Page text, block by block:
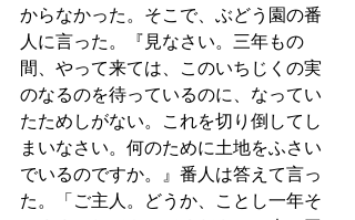
からなかった。そこで、ぶどう園の番
人に言った。『見なさい。三年もの
間、やって来ては、このいちじくの実
のなるのを待っているのに、なってい
たためしがない。これを切り倒してし
まいなさい。何のために土地をふさい
でいるのですか。』番人は答えて言っ
た。「ご主人。どうか、ことし一年そ